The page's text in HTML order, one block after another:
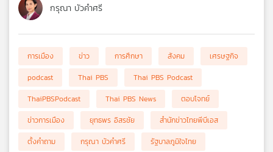
กรุณา บัวคำศรี
การเมือง ข่าว การศึกษา สังคม
เศรษฐกิจ
podcast
Thai PBS
Thai PBS Podcast
ThaiPBSPodcast
Thai PBS News
ตอบโจทย์
ข่าวการเมือง
ยุทธพร อิสรชัย
สำนักข่าวไทยพีบีเอส
ตั้งคำถาม
กรุณา บัวคำศรี
รัฐบาลภูมิใจไทย